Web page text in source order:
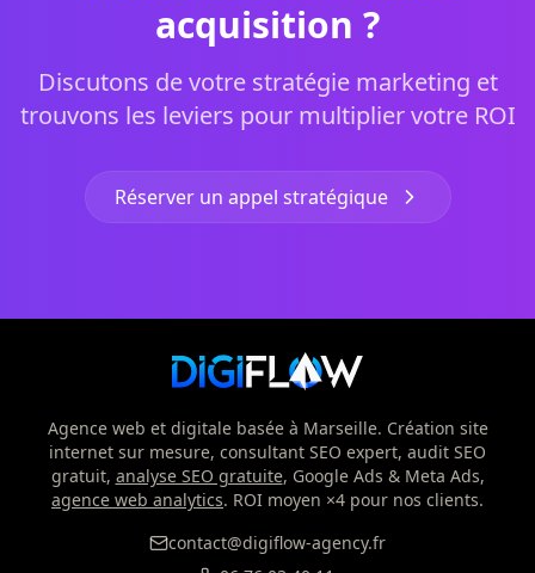
acquisition ?
Discutons de votre stratégie marketing et
trouvons les leviers pour multiplier votre ROI
Réserver un appel stratégique
Agence web et digitale basée à Marseille. Création site
internet sur mesure, consultant SEO expert, audit SEO
gratuit, analyse SEO gratuite, Google Ads & Meta Ads,
agence web analytics. ROI moyen ×4 pour nos clients.
contact@digiflow-agency.fr